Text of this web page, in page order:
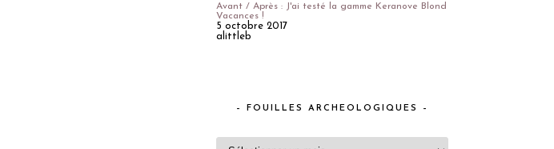
Avant / Après : J'ai testé la gamme Keranove Blond
Vacances !
5 octobre 2017
alittleb
– FOUILLES ARCHEOLOGIQUES –